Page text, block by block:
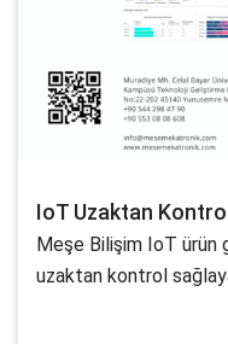
IoT Uzaktan
Meşe Bilişim IoT ürün
uzaktan kontrol